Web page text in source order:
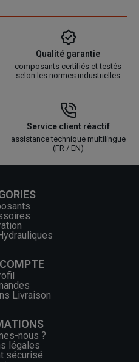
Qualité garantie
composants certifiés et testés
selon les normes industrielles
Service client réactif
assistance technique multilingue
(FR / EN)
Livraison
nous ?
légales
sécurisé